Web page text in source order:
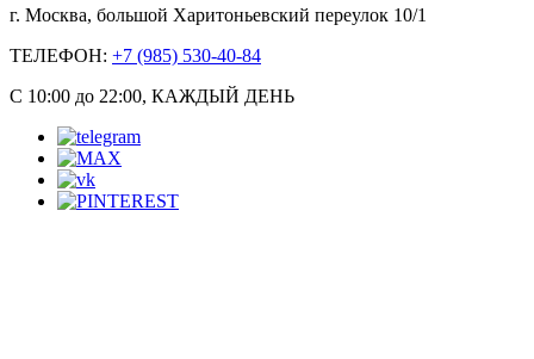
г. Москва, большой Харитоньевский переулок 10/1
ТЕЛЕФОН: +7 (985) 530-40-84
С 10:00 до 22:00, КАЖДЫЙ ДЕНЬ